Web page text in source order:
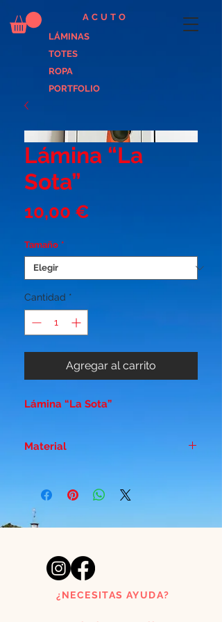
LÁMINAS
TOTES
ROPA
PORTFOLIO
ACUTO
Lámina “La
Sota”
10,00 €
Tamaño *
Cantidad *
Agregar al carrito
Lámina “La Sota”
Material
¿NECESITAS AYUDA?